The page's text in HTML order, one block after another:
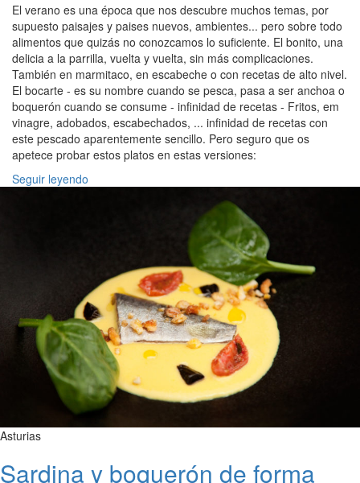
El verano es una época que nos descubre muchos temas, por
supuesto paisajes y paises nuevos, ambientes... pero sobre todo
alimentos que quizás no conozcamos lo suficiente. El bonito, una
delicia a la parrilla, vuelta y vuelta, sin más complicaciones.
También en marmitaco, en escabeche o con recetas de alto nivel.
El bocarte - es su nombre cuando se pesca, pasa a ser anchoa o
boquerón cuando se consume - infinidad de recetas - Fritos, em
vinagre, adobados, escabechados, ... infinidad de recetas con
este pescado aparentemente sencillo. Pero seguro que os
apetece probar estos platos en estas versiones:
Seguir leyendo
Asturias
Sardina y boquerón de forma